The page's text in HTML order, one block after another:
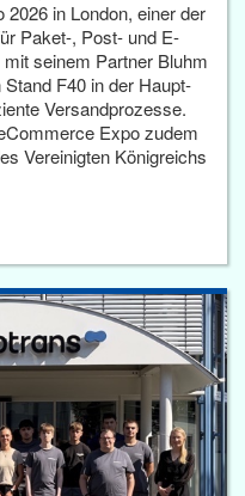
in London, einer der
Paket-, Post- und E-
seinem Partner Bluhm
Stand F40 in der Haupt­
Versandprozesse.
Expo zudem
Vereinigten Königreichs